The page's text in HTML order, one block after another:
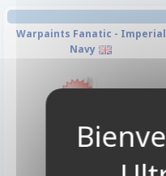
Warpaints Fanatic - Imperial
Navy